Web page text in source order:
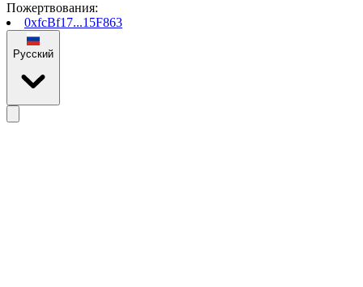
Пожертвования:
0xfcBf17...15F863
Русский